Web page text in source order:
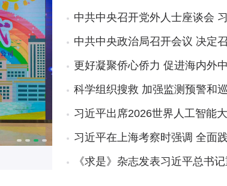
中共中央召开党外人士座谈会
中共中央政治局召开会议 决定
更好凝聚侨心侨力 促进海内外
科学组织搜救 加强监测预警和
习近平出席2026世界人工智能
习近平在上海考察时强调 全面
《求是》杂志发表习近平总书